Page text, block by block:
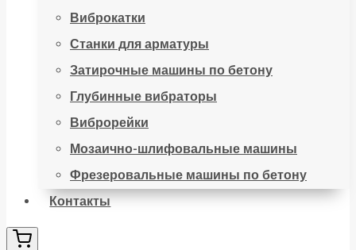
Виброкатки
Станки для арматуры
Затирочные машины по бетону
Глубинные вибраторы
Виброрейки
Мозаично-шлифовальные машины
Фрезеровальные машины по бетону
Контакты